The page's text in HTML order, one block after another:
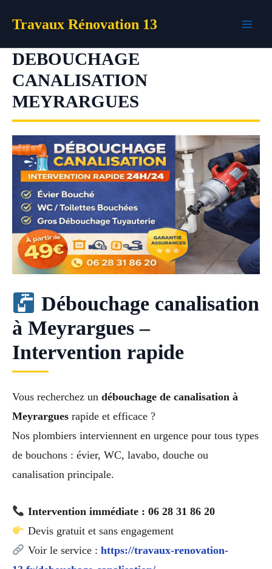
Travaux Rénovation 13
DEBOUCHAGE
CANALISATION
MEYRARGUES
Débouchage canalisation
à Meyrargues –
Intervention rapide
Vous recherchez un débouchage de canalisation à
Meyrargues rapide et efficace ?
Nos plombiers interviennent en urgence pour tous types
de bouchons : évier, WC, lavabo, douche ou
canalisation principale.
Intervention immédiate : 06 28 31 86 20
Devis gratuit et sans engagement
Voir le service : https://travaux-renovation-